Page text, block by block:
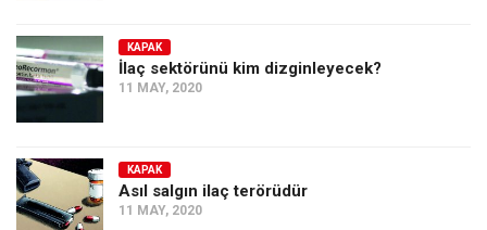
KAPAK
İlaç sektörünü kim dizginleyecek?
11 MAY, 2020
KAPAK
Asıl salgın ilaç terörüdür
11 MAY, 2020